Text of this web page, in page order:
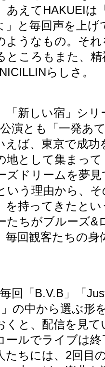
あえて HAKUEIは
」と毎回声を上げ
ようなもの。そ
ところもまた、
らしさ。
新しい宿」シリ
公演とも「一発あ
えば、東京で成功
地として集まっ
ズドリームを夢
いう理由から、
を持ってきたと
たちがブルーズ&
毎回観客たちの身
回「 B.V.B 」「
の中から選ぶ形
くと、配信を見て
ールでライブは
ちには、 2回目